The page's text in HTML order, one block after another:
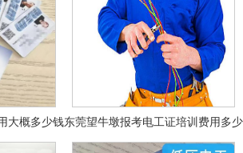
大概多少钱东莞望牛墩报考电工证培训费用多少
钱